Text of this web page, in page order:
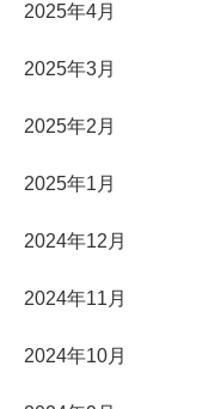
2025年4月
2025年3月
2025年2月
2025年1月
2024年12月
2024年11月
2024年10月